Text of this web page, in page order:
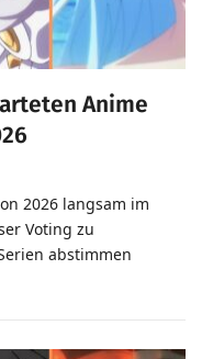
Anime
2026 langsam im
Voting zu
abstimmen